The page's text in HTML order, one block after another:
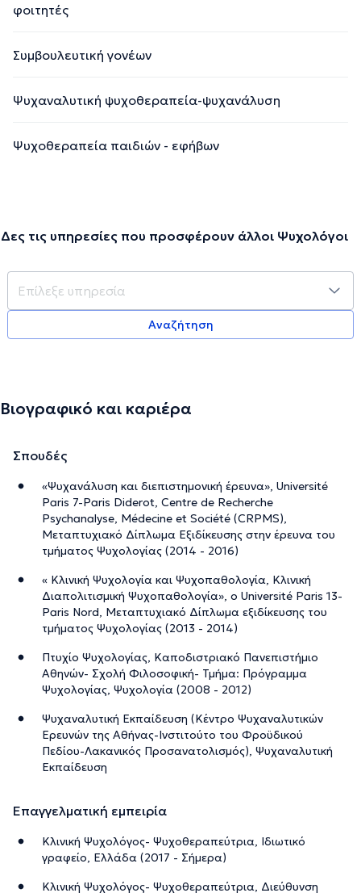
φοιτητές
Συμβουλευτική γονέων
Ψυχαναλυτική ψυχοθεραπεία-ψυχανάλυση
Ψυχοθεραπεία παιδιών - εφήβων
Δες τις υπηρεσίες που προσφέρουν άλλοι Ψυχολόγοι
Αναζήτηση
Βιογραφικό και καριέρα
Σπουδές
«Ψυχανάλυση και διεπιστημονική έρευνα», Université
Paris 7-Paris Diderot, Centre de Recherche
Psychanalyse, Médecine et Société (CRPMS),
Μεταπτυχιακό Δίπλωμα Εξιδίκευσης στην έρευνα του
τμήματος Ψυχολογίας (2014 - 2016)
« Κλινική Ψυχολογία και Ψυχοπαθολογία, Κλινική
Διαπολιτισμική Ψυχοπαθολογία», ο Université Paris 13-
Paris Nord, Μεταπτυχιακό Δίπλωμα εξιδίκευσης του
τμήματος Ψυχολογίας (2013 - 2014)
Πτυχίο Ψυχολογίας, Καποδιστριακό Πανεπιστήμιο
Αθηνών- Σχολή Φιλοσοφική- Τμήμα: Πρόγραμμα
Ψυχολογίας, Ψυχολογία (2008 - 2012)
Ψυχαναλυτική Εκπαίδευση (Κέντρο Ψυχαναλυτικών
Ερευνών της Αθήνας-Ινστιτούτο του Φροϋδικού
Πεδίου-Λακανικός Προσανατολισμός), Ψυχαναλυτική
Εκπαίδευση
Επαγγελματική εμπειρία
Κλινική Ψυχολόγος- Ψυχοθεραπεύτρια, Ιδιωτικό
γραφείο, Ελλάδα (2017 - Σήμερα)
Κλινική Ψυχολόγος- Ψυχοθεραπεύτρια, Διεύθυνση